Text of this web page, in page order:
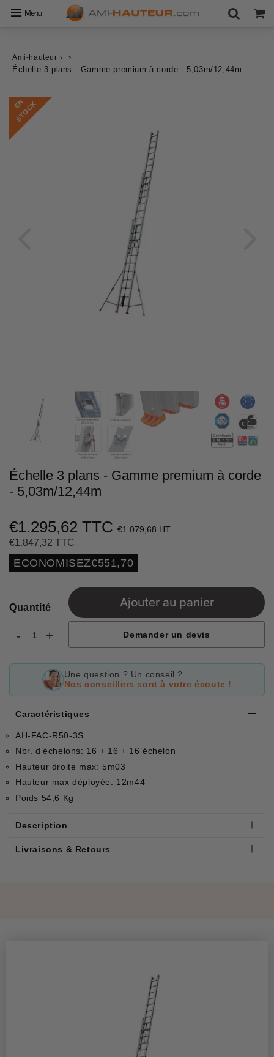
Menu
Ami-hauteur ›
›
Échelle 3 plans - Gamme premium à corde - 5,03m/12,44m
E
N
S
T
O
C
K
Échelle 3 plans - Gamme premium à corde
- 5,03m/12,44m
€1.295,62 TTC €1.079,68 HT
€1.847,32 TTC
régulier
réduit
Unit
price
ECONOMISEZ€551,70
Quantité
- +
Ajouter au panier
Demander un devis
Une question ? Un conseil ?
Nos conseillers sont à votre écoute !
Caractéristiques
AH-FAC-R50-3S
Nbr. d’échelons: 16 + 16 + 16 échelon
Hauteur droite max: 5m03
Hauteur max déployée: 12m44
Poids 54,6 Kg
Description
Livraisons & Retours